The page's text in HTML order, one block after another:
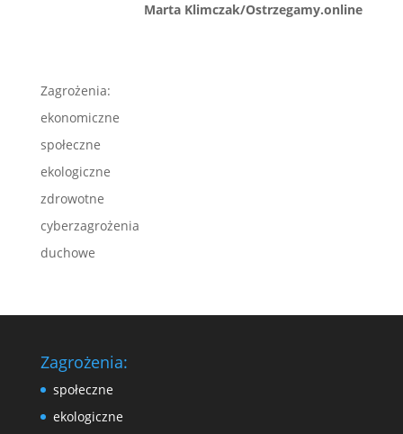
Marta Klimczak/Ostrzegamy.online
Zagrożenia:
ekonomiczne
społeczne
ekologiczne
zdrowotne
cyberzagrożenia
duchowe
Zagrożenia:
społeczne
ekologiczne